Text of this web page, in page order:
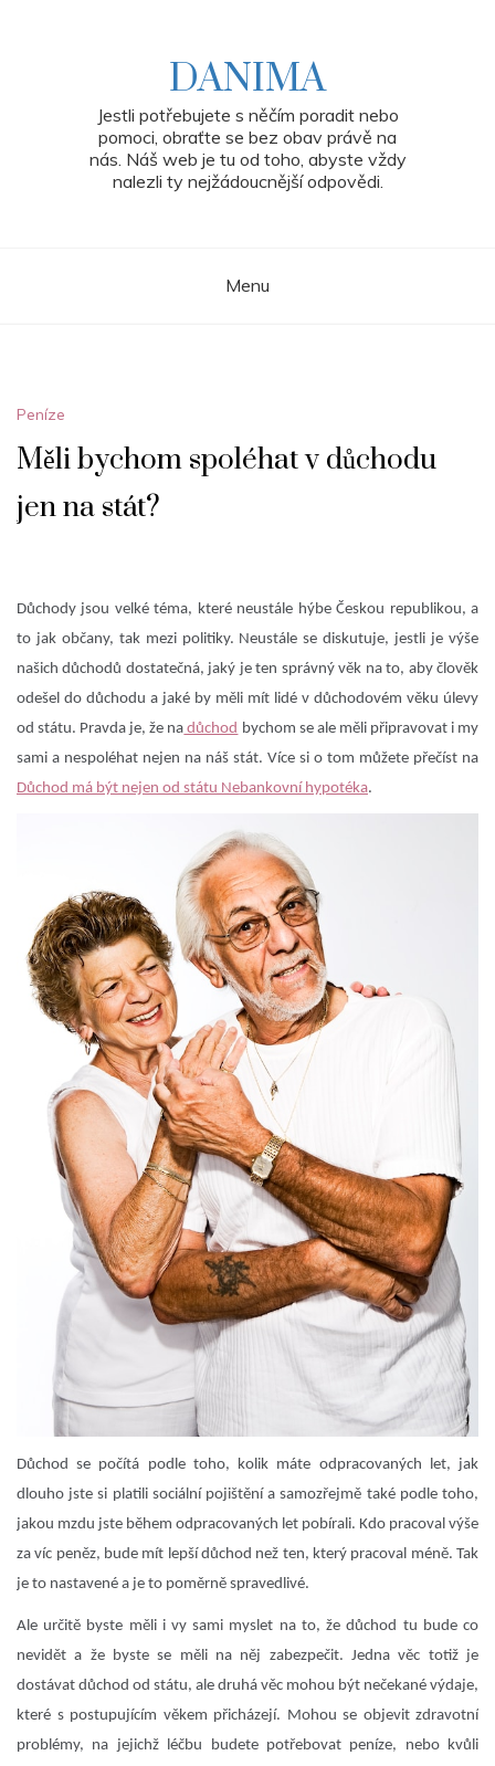
DANIMA
Jestli potřebujete s něčím poradit nebo
pomoci, obraťte se bez obav právě na
nás. Náš web je tu od toho, abyste vždy
nalezli ty nejžádoucnější odpovědi.
Menu
Peníze
Měli bychom spoléhat v důchodu
jen na stát?
Důchody jsou velké téma, které neustále hýbe Českou republikou, a
to jak občany, tak mezi politiky. Neustále se diskutuje, jestli je výše
našich důchodů dostatečná, jaký je ten správný věk na to, aby člověk
odešel do důchodu a jaké by měli mít lidé v důchodovém věku úlevy
od státu. Pravda je, že na důchod bychom se ale měli připravovat i my
sami a nespoléhat nejen na náš stát. Více si o tom můžete přečíst na
Důchod má být nejen od státu Nebankovní hypotéka.
Důchod se počítá podle toho, kolik máte odpracovaných let, jak
dlouho jste si platili sociální pojištění a samozřejmě také podle toho,
jakou mzdu jste během odpracovaných let pobírali. Kdo pracoval výše
za víc peněz, bude mít lepší důchod než ten, který pracoval méně. Tak
je to nastavené a je to poměrně spravedlivé.
Ale určitě byste měli i vy sami myslet na to, že důchod tu bude co
nevidět a že byste se měli na něj zabezpečit. Jedna věc totiž je
dostávat důchod od státu, ale druhá věc mohou být nečekané výdaje,
které s postupujícím věkem přicházejí. Mohou se objevit zdravotní
problémy, na jejichž léčbu budete potřebovat peníze, nebo kvůli